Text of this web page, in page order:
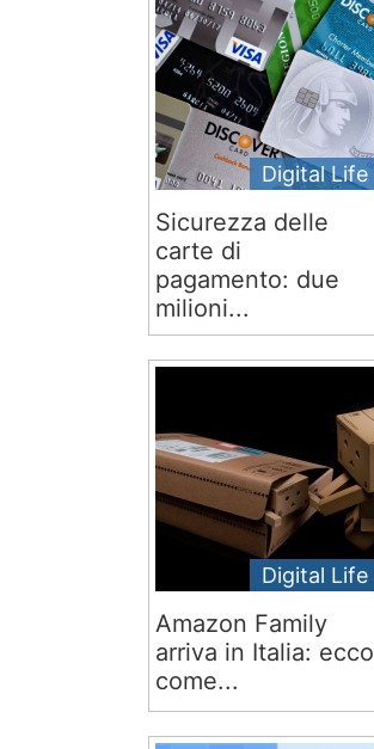
Digital Life
Sicurezza delle
carte di
pagamento: due
milioni...
Digital Life
Amazon Family
arriva in Italia: ecco
come...